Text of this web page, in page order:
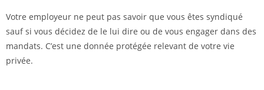
Votre employeur ne peut pas savoir que vous êtes syndiqué
sauf si vous décidez de le lui dire ou de vous engager dans des
mandats. C’est une donnée protégée relevant de votre vie
privée.